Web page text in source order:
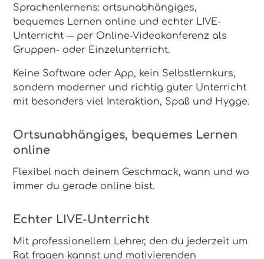
Sprachenlernens: ortsunabhängiges,
bequemes Lernen online und echter LIVE-
Unterricht –– per Online-Videokonferenz als
Gruppen- oder Einzelunterricht.
Keine Software oder App, kein Selbstlernkurs,
sondern moderner und richtig guter Unterricht
mit besonders viel Interaktion, Spaß und Hygge.
Ortsunabhängiges, bequemes Lernen
online
Flexibel nach deinem Geschmack, wann und wo
immer du gerade online bist.
Echter LIVE-Unterricht
Mit professionellem Lehrer, den du jederzeit um
Rat fragen kannst und motivierenden